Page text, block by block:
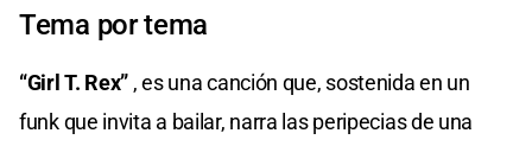
Tema por tema
“Girl T. Rex” , es una canción que, sostenida en un
funk que invita a bailar, narra las peripecias de una